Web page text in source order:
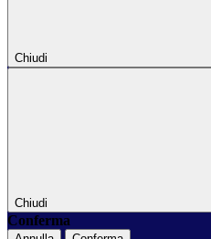
Chiudi
Chiudi
Conferma